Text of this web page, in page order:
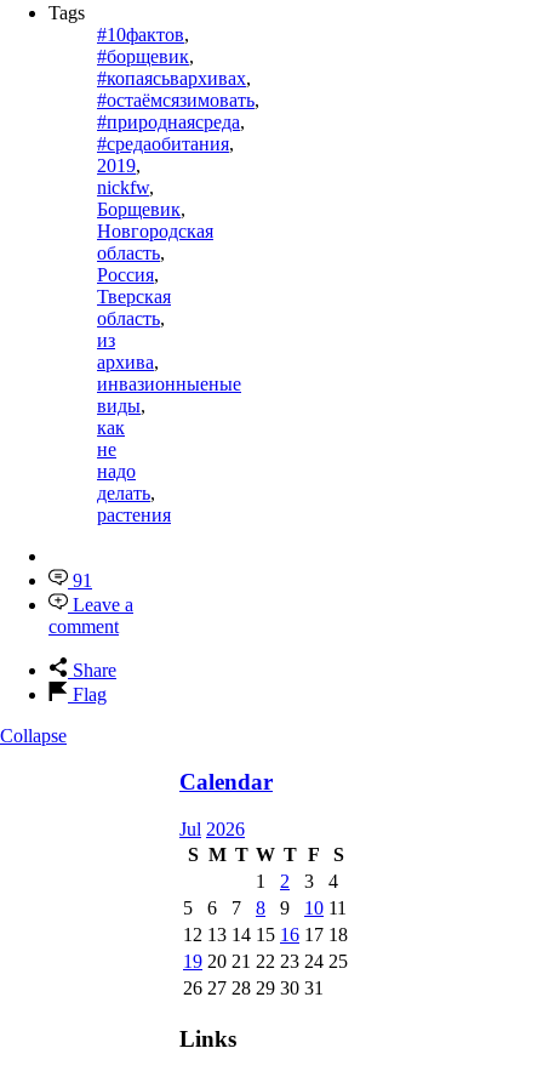
Tags
#10фактов,
#борщевик,
#копаясьвархивах,
#остаёмсязимовать,
#природнаясреда,
#средаобитания,
2019,
nickfw,
Борщевик,
Новгородская
область,
Россия,
Тверская
область,
из
архива,
инвазионныеные
виды,
как
не
надо
делать,
растения
91
Leave a
comment
Share
Flag
Collapse
Calendar
Jul 2026
S M T W T F
S
1
2 3
4
5
6 7 8 9 10 11
12 13 14 15 16 17 18
19 20 21 22 23 24 25
26 27 28 29 30 31
Links